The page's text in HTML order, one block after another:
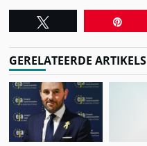
GERELATEERDE ARTIKELS